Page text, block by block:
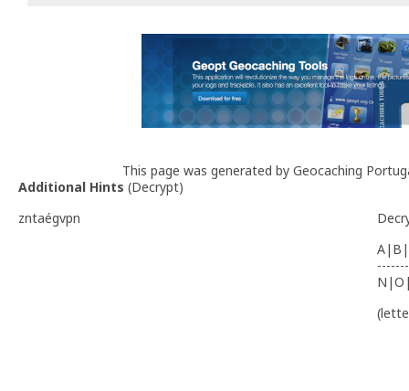
This page was generated by Geocaching
Additional Hints (Decrypt)
zntaégvpn